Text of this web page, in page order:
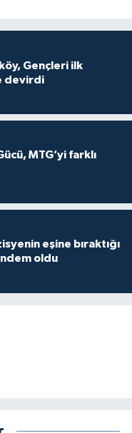
Gençleri ilk
devirdi
MTG’yi farklı
eşine bıraktığı
oldu